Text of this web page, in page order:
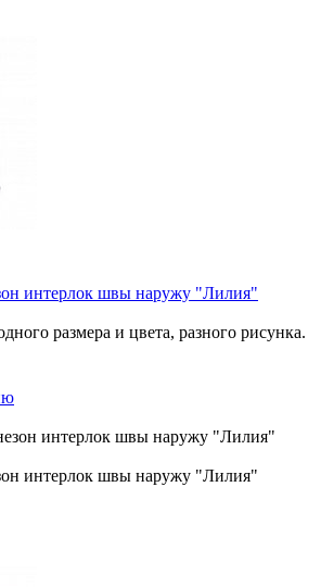
интерлок швы наружу "Лилия"
размера и цвета, разного рисунка.
интерлок швы наружу "Лилия"